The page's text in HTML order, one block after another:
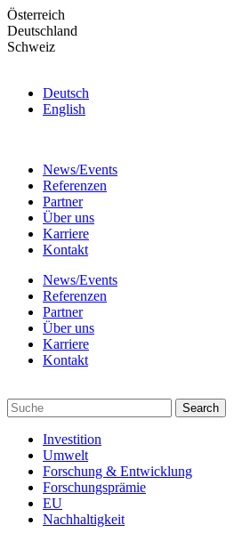
Skip
to
the
Österreich
Deutschland
Schweiz
Deutsch
English
News/Events
Referenzen
Partner
Über uns
Karriere
Kontakt
News/Events
Referenzen
Partner
Über uns
Karriere
Kontakt
Investition
Umwelt
Forschung & Entwicklung
Forschungsprämie
EU
Nachhaltigkeit